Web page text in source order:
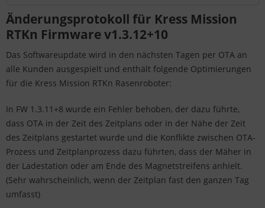
Änderungsprotokoll für Kress Mission
RTKn Firmware v1.3.12+10
Das Softwareupdate wird in den nächsten Tagen per OTA an
alle Kunden ausgespielt und enthält folgende Optimierungen
für die Kress Mission RTKn Rasenroboter:
In FW 1.3.11+8 wurde ein Fehler behoben, der dazu führte,
dass OTA in der Zeit des Zeitplans oder in der Nähe der Zeit
des Zeitplans gestartet wurde und die Konflikte zwischen OTA-
Prozess und Zeitplanprozess dazu führten, dass der Mäher in
der Ladestation oder am Ende des Magnetstreifens anhielt.
(Sehr wahrscheinlich, wenn der Zeitplan fast den ganzen Tag
umfasst)